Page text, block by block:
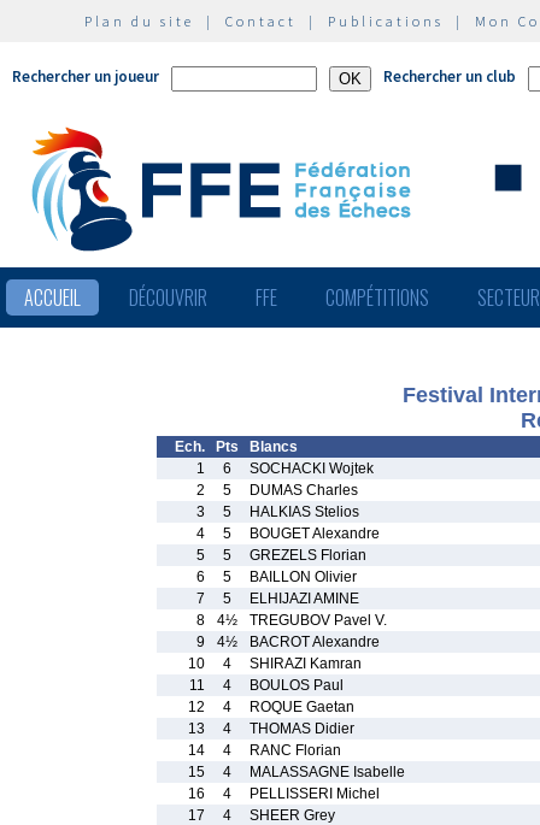
Plan du site | Contact | Publications | Mon
Rechercher un joueur Rechercher un club
ACCUEIL DÉCOUVRIR FFE COMPÉTITIONS
Festival
Ech. Pts
Blancs
1
6
SOCHACKI Wojtek
2
5
DUMAS Charles
3
5
HALKIAS Stelios
4
5
BOUGET Alexandre
5
5
GREZELS Florian
6
5
BAILLON Olivier
7
5
ELHIJAZI AMINE
8
4½
TREGUBOV Pavel V.
9
4½
BACROT Alexandre
10
4
SHIRAZI Kamran
11
4
BOULOS Paul
12
4
ROQUE Gaetan
13
4
THOMAS Didier
14
4
RANC Florian
15
4
MALASSAGNE Isabelle
16
4
PELLISSERI Michel
17
4
SHEER Grey